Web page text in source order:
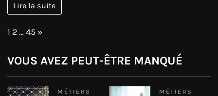
Lire la suite
Page:
1 2…45 Next
»
VOUS AVEZ PEUT-ÊTRE MANQUÉ
MÉTIERS
MÉTIERS